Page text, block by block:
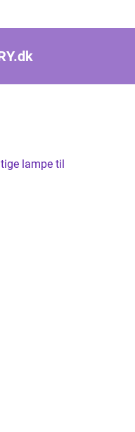
dk
lampe til